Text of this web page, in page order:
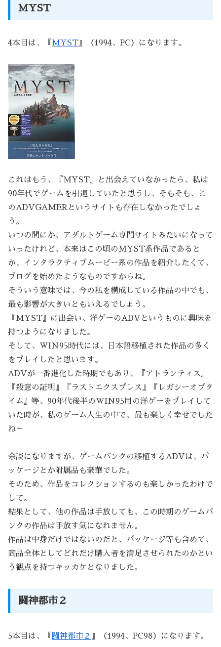
MYST
4本目は、『 MYST 』（1994、PC）になります。
これはもう、『MYST』と出会えていなかったら、私は
90年代でゲームを引退していたと思うし、そもそも、こ
のADVGAMERというサイトも存在しなかったでしょ
う。
いつの間にか、アダルトゲーム専門サイトみたいになって
いったけれど、本来はこの頃のMYST系作品であると
か、インタラクティブムービー系の作品を紹介したくて、
ブログを始めたようなものですからね。
そういう意味では、今の私を構成している作品の中でも、
最も影響が大きいともいえるでしょう。
『MYST』に出会い、洋ゲーのADVというものに興味を
持つようになりました。
そして、WIN95時代には、日本語移植された作品の多く
をプレイしたと思います。
ADVが一番進化した時期でもあり、『アトランティス』
『殺意の証明』『ラストエクスプレス』『レガシーオブタ
イム』等、90年代後半のWIN95用の洋ゲーをプレイして
いた時が、私のゲーム人生の中で、最も楽しく幸せでした
ね～
余談になりますが、ゲームバンクの移植するADVは、パ
ッケージとか附属品も豪華でした。
そのため、作品をコレクションするのも楽しかったわけで
して。
結果として、他の作品は手放しても、この時期のゲームバ
ンクの作品は手放す気になれません。
作品は中身だけではないのだと、パッケージ等も含めて、
商品全体としてどれだけ購入者を満足させられたのかとい
う観点を持つキッカケとなりました。
闘神都市２
5本目は、『 闘神都市２ 』（1994、PC98）になります。